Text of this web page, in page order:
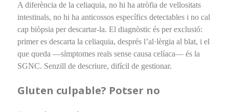
A diferència de la celiaquia, no hi ha atròfia de vellositats
intestinals, no hi ha anticossos específics detectables i no cal
cap biòpsia per descartar-la. El diagnòstic és per exclusió:
primer es descarta la celiaquia, després l’al·lèrgia al blat, i el
que queda —símptomes reals sense causa celíaca— és la
SGNC. Senzill de descriure, difícil de gestionar.
Gluten culpable? Potser no